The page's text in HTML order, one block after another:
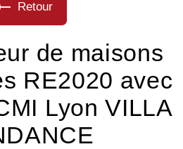
Retour
de maisons
RE2020 avec
Lyon VILLA